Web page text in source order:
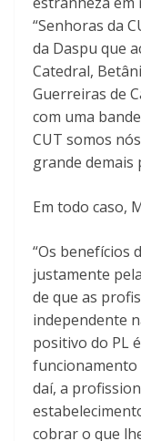
“Senhoras da
da Daspu que
Catedral,
Guerreiras de
com uma
CUT somos
grande demais
Em todo caso,
“Os benefícios
justamente
de que as
independente
positivo do PL
funcionamento
daí, a
cobrar o que